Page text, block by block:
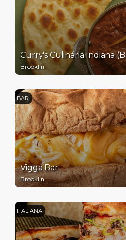
Curry's Culinária Indiana
Brooklin
BAR
Vigga Bar
Brooklin
ITALIANA